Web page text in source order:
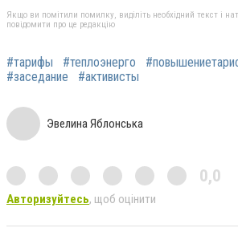
Якщо ви помітили помилку, виділіть необхідний текст і
повідомити про це редакцію
#тарифы #теплоэнерго
#заседание
#активисты
Эвелина Яблонська
0,0
Авторизуйтесь, щоб оцінити